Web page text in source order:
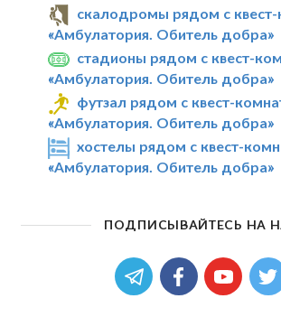
скалодромы рядом с квест-
«Амбулатория. Обитель добра»
стадионы рядом с квест-
«Амбулатория. Обитель добра»
футзал рядом с квест-
«Амбулатория. Обитель добра»
хостелы рядом с квест-
«Амбулатория. Обитель добра»
ПОДПИСЫВАЙТЕСЬ НА